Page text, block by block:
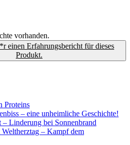
vorhanden.
einen Erfahrungsbericht für dieses
Produkt.
Proteins
– eine unheimliche Geschichte!
Linderung bei Sonnenbrand
– Kampf dem